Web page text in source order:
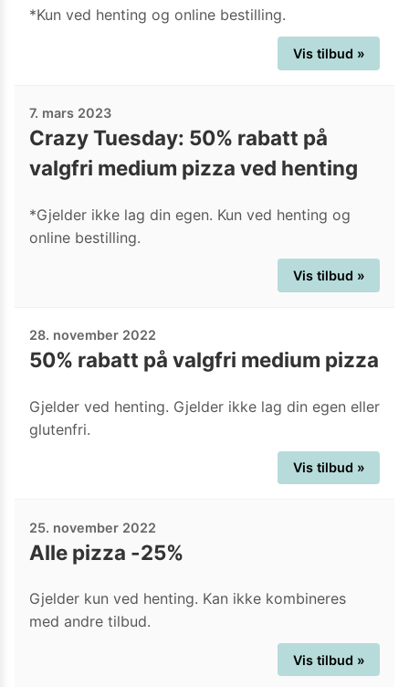
*Kun ved henting og online bestilling.
Vis tilbud »
7. mars 2023
Crazy Tuesday: 50% rabatt på
valgfri medium pizza ved henting
*Gjelder ikke lag din egen. Kun ved henting og
online bestilling.
Vis tilbud »
28. november 2022
50% rabatt på valgfri medium pizza
Gjelder ved henting. Gjelder ikke lag din egen eller
glutenfri.
Vis tilbud »
25. november 2022
Alle pizza -25%
Gjelder kun ved henting. Kan ikke kombineres
med andre tilbud.
Vis tilbud »